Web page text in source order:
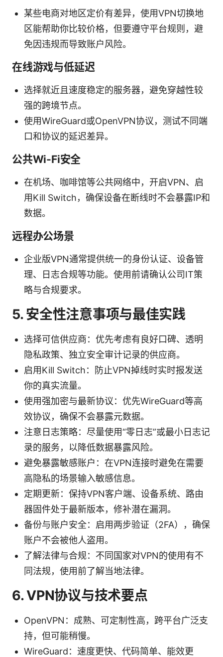
某些电商对地区定价有差异，使用VPN切换地
区能帮助你比较价格，但要遵守平台规则，避
免因违规而导致账户风险。
在线游戏与低延迟
选择就近且速度稳定的服务器，避免穿越性较
强的跨境节点。
使用WireGuard或OpenVPN协议，测试不同端
口和协议的延迟差异。
公共Wi-Fi安全
在机场、咖啡馆等公共网络中，开启VPN、启
用Kill Switch，确保设备在断线时不会暴露IP和
数据。
远程办公场景
企业版VPN通常提供统一的身份认证、设备管
理、日志合规等功能。使用前请确认公司IT策
略与合规要求。
5. 安全性注意事项与最佳实践
选择可信供应商：优先考虑有良好口碑、透明
隐私政策、独立安全审计记录的供应商。
启用Kill Switch：防止VPN掉线时实时报发送
你的真实流量。
使用强加密与最新协议：优先WireGuard等高
效协议，确保不会暴露元数据。
注意日志策略：尽量使用“零日志”或最小日志记
录的服务，以降低数据暴露风险。
避免暴露敏感账户：在VPN连接时避免在需要
高隐私的场景输入敏感信息。
定期更新：保持VPN客户端、设备系统、路由
器固件处于最新版本，修补潜在漏洞。
备份与账户安全：启用两步验证（2FA），确保
账户不会被他人盗用。
了解法律与合规：不同国家对VPN的使用有不
同法规，使用前了解当地法律。
6. VPN协议与技术要点
OpenVPN：成熟、可定制性高，跨平台广泛支
持，但可能稍慢。
WireGuard：速度更快、代码简单、能效更